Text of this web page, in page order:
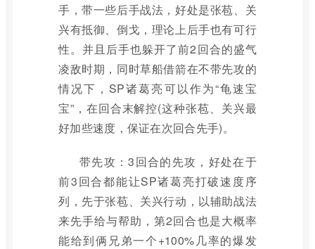
手，带一些后手战法，好处是张苞、关
兴有抵御、倒戈，理论上后手也有可行
性。并且后手也躲开了前2回合的盛气
凌敌时期，同时草船借箭在不带先攻的
情况下，SP诸葛亮可以作为“龟速宝
宝”，在回合末解控(这种张苞、关兴最
好加些速度，保证在次回合先手)。
带先攻：3回合的先攻，好处在于
前3回合都能让SP诸葛亮打破速度序
列，先于张苞、关兴行动，以辅助战法
来先手给与帮助，第2回合也是大概率
能给到俩兄弟一个+100%几率的爆发